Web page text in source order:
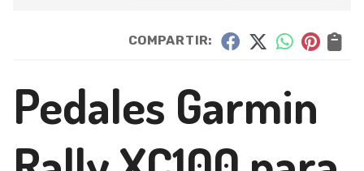
COMPARTIR:
Pedales Garmin